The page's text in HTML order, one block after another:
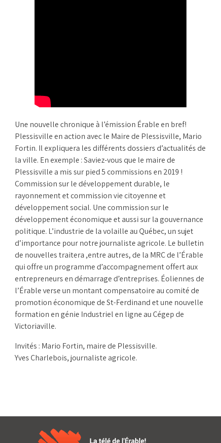
Une nouvelle chronique à l’émission Érable en bref!
Plessisville en action avec le Maire de Plessisville, Mario
Fortin. Il expliquera les différents dossiers d’actualités de
la ville. En exemple : Saviez-vous que le maire de
Plessisville a mis sur pied 5 commissions en 2019 !
Commission sur le développement durable, le
rayonnement et commission vie citoyenne et
développement social. Une commission sur le
développement économique et aussi sur la gouvernance
politique. L’industrie de la volaille au Québec, un sujet
d’importance pour notre journaliste agricole. Le bulletin
de nouvelles traitera ,entre autres, de la MRC de l’Érable
qui offre un programme d’accompagnement offert aux
entrepreneurs en démarrage d’entreprises. Éoliennes de
l’Érable verse un montant compensatoire au comité de
promotion économique de St-Ferdinand et une nouvelle
formation en génie Industriel en ligne au Cégep de
Victoriaville.
Invités : Mario Fortin, maire de Plessisville.
Yves Charlebois, journaliste agricole.